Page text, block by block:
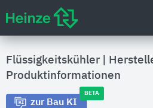
Flüssigkeitskühler
Produktinformationen
zur Bau KI
BETA